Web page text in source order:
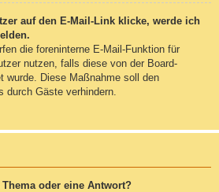
auf den E-Mail-Link klicke, werde ich
die foreninterne E-Mail-Funktion für
nutzen, falls diese von der Board-
wurde. Diese Maßnahme soll den
durch Gäste verhindern.
oder eine Antwort?